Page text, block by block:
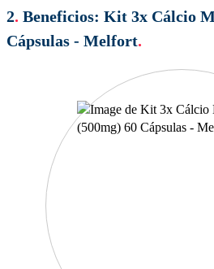
2. Beneficios: Kit 3x Cálcio
Cápsulas - Melfort.